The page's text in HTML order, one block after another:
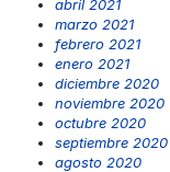
abril 2021
marzo 2021
febrero 2021
enero 2021
diciembre 2020
noviembre 2020
octubre 2020
septiembre 2020
agosto 2020